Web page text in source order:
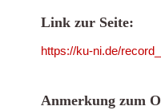
Link zur Seite:
https://ku-ni.de/
Anmerkung zum